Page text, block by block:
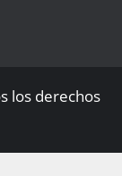
los derechos